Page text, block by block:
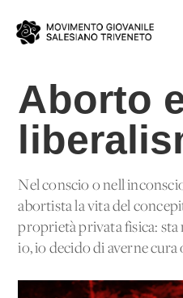
Aborto
Nel conscio o
abortista la vita del
proprietà privata fisica:
io, io decido di averne cura